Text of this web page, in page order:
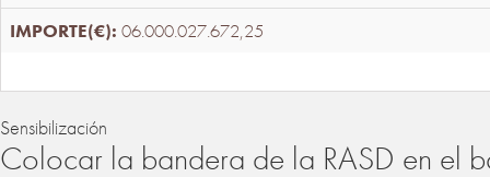
06.000.027.672,25
Sensibilización
Colocar la bandera de la RASD en el